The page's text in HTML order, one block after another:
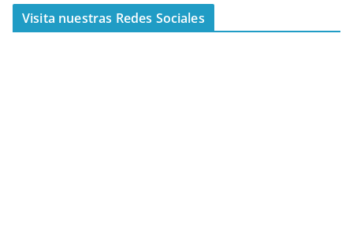
Visita nuestras Redes Sociales